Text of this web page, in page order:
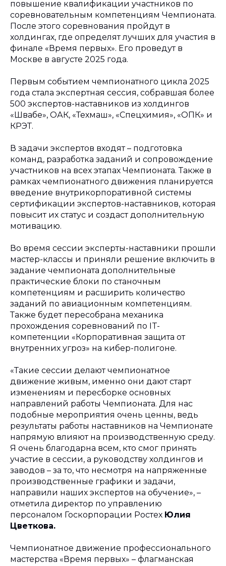
повышение квалификации участников по
соревновательным компетенциям Чемпионата.
После этого соревнования пройдут в
холдингах, где определят лучших для участия в
финале «Время первых». Его проведут в
Москве в августе 2025 года.
Первым событием чемпионатного цикла 2025
года стала экспертная сессия, собравшая более
500 экспертов-наставников из холдингов
«Швабе», ОАК, «Техмаш», «Спецхимия», «ОПК» и
КРЭТ.
В задачи экспертов входят – подготовка
команд, разработка заданий и сопровождение
участников на всех этапах Чемпионата. Также в
рамках чемпионатного движения планируется
введение внутрикорпоративной системы
сертификации экспертов-наставников, которая
повысит их статус и создаст дополнительную
мотивацию.
Во время сессии эксперты-наставники прошли
мастер-классы и приняли решение включить в
задание чемпионата дополнительные
практические блоки по станочным
компетенциям и расширить количество
заданий по авиационным компетенциям.
Также будет пересобрана механика
прохождения соревнований по IT-
компетенции «Корпоративная защита от
внутренних угроз» на кибер-полигоне.
«Такие сессии делают чемпионатное
движение живым, именно они дают старт
изменениям и пересборке основных
направлений работы Чемпионата. Для нас
подобные мероприятия очень ценны, ведь
результаты работы наставников на Чемпионате
напрямую влияют на производственную среду.
Я очень благодарна всем, кто смог принять
участие в сессии, а руководству холдингов и
заводов – за то, что несмотря на напряженные
производственные графики и задачи,
направили наших экспертов на обучение», –
отметила директор по управлению
персоналом Госкорпорации Ростех Юлия
Цветкова.
Чемпионатное движение профессионального
мастерства «Время первых» – флагманская